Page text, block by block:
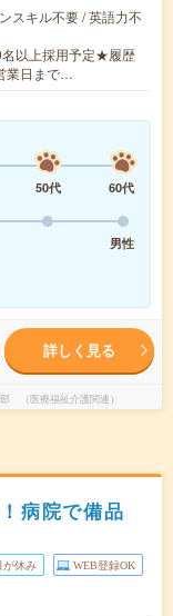
スキル不要 / 英語力不
以上採用予定★履歴
業日まで…
50代
60代
男性
詳しく見る
（医療福祉介護関連）
病院で備品
が休み WEB登録OK